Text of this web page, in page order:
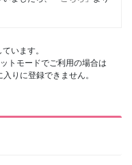
います。
トモードでご利用の場合は
りに登録できません。